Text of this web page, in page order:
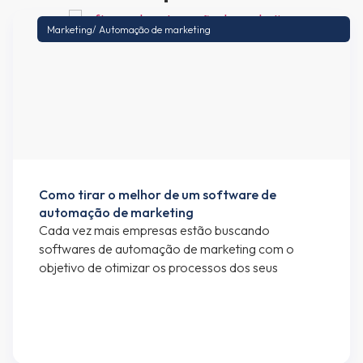
Marketing/ Automação de marketing
Como tirar o melhor de um software de
automação de marketing
Cada vez mais empresas estão buscando
softwares de automação de marketing com o
objetivo de otimizar os processos dos seus